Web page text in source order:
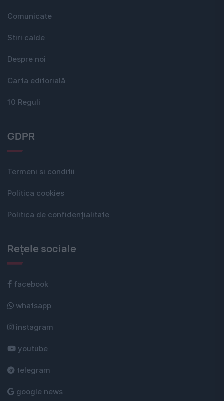
Comunicate
Stiri calde
Despre noi
Carta editorială
10 Reguli
GDPR
Termeni si conditii
Politica cookies
Politica de confidențialitate
Rețele sociale
facebook
whatsapp
instagram
youtube
telegram
google news